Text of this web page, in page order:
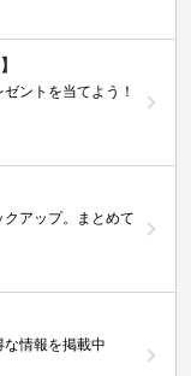
ントを当てよう！
アップ。まとめて
情報を掲載中